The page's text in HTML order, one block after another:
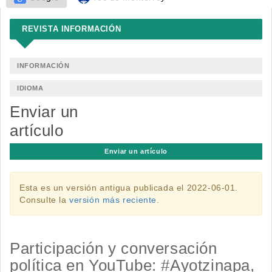
REVISTA INFORMACIÓN
INFORMACIÓN
IDIOMA
Enviar un
artículo
Enviar un artículo
Esta es un versión antigua publicada el 2022-06-01.
Consulte laversión más reciente
Participación y conversación
política en YouTube: #Ayotzinapa,